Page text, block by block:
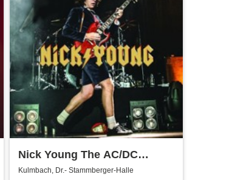
Nick Young The AC/DC
Master-Band
Kulmbach, Dr.- Stammberger-Halle